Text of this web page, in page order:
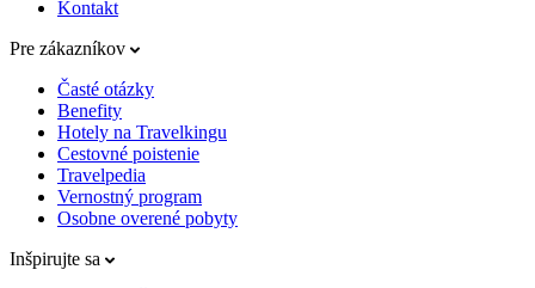
Kontakt
Pre zákazníkov
Časté otázky
Benefity
Hotely na Travelkingu
Cestovné poistenie
Travelpedia
Vernostný program
Osobne overené pobyty
Inšpirujte sa